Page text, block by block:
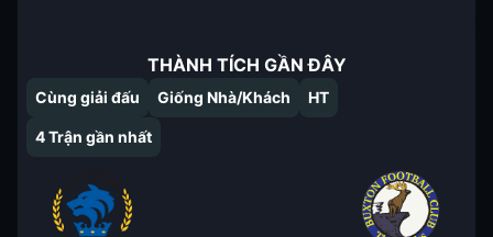
THÀNH TÍCH GẦN ĐÂY
Cùng giải đấu Giống Nhà/Khách HT
4Trận gần nhất